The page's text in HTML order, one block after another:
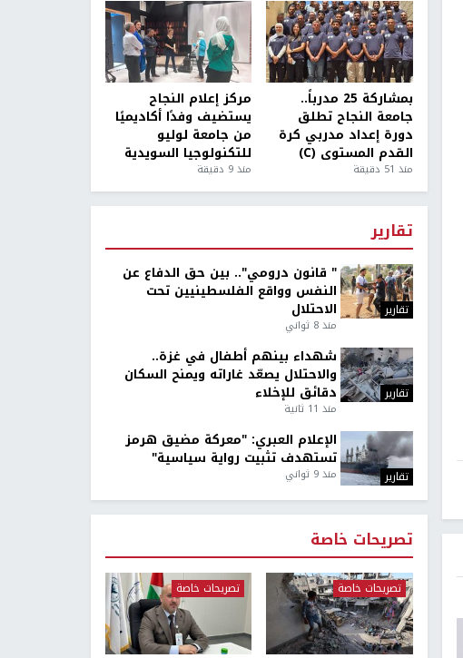
بمشاركة 25 مدرباً..
جامعة النجاح تطلق
دورة إعداد مدربي كرة
القدم المستوى (C)
منذ 51 دقيقة
مركز إعلام النجاح
يستضيف وفدًا أكاديميًا
من جامعة لوليو
للتكنولوجيا السويدية
منذ 9 دقيقة
تقارير
تقارير
" قانون درومي".. بين حق الدفاع عن
النفس وواقع الفلسطينيين تحت
الاحتلال
منذ 8 ثواني
تقارير
شهداء بينهم أطفال في غزة..
والاحتلال يصعّد غاراته ويمنح السكان
دقائق للإخلاء
منذ 11 ثانية
تقارير
الإعلام العبري: "معركة مضيق هرمز
تستهدف تثبيت رواية سياسية"
منذ 9 ثواني
تصريحات خاصة
تصريحات خاصة تصريحات خاصة